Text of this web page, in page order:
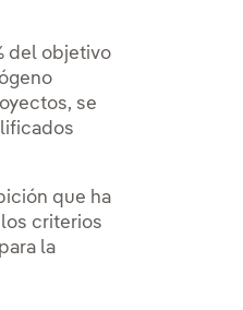
del objetivo
se
que ha
criterios
la